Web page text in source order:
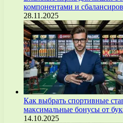
компонентами и
28.11.2025
Как выбрать спортивные
максимальные бонусы от
14.10.2025